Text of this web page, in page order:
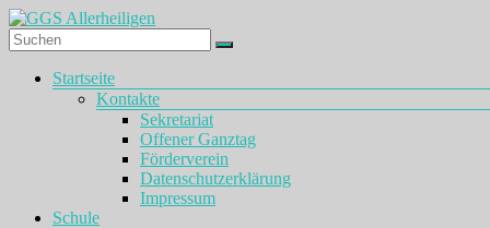
Zum
Inhalt
springen
GGS
Allerheiligen
Menü
Startseite
Kontakte
Sekretariat
Offener Ganztag
Förderverein
Datenschutzerklärung
Impressum
Schule